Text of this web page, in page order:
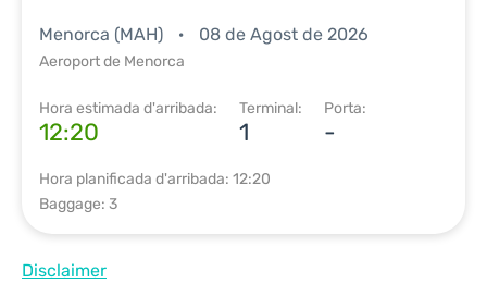
Menorca (MAH) 08 de Agost de 2026
Aeroport de Menorca
Hora estimada d'arribada:
12:20
Terminal:
1
Porta:
-
Hora planificada d'arribada: 12:20
Baggage: 3
Disclaimer